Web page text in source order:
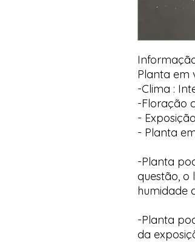
Planta em
-Clima :
-Floração
-
- Planta
-Planta
questão, o
humidade
-Planta
da